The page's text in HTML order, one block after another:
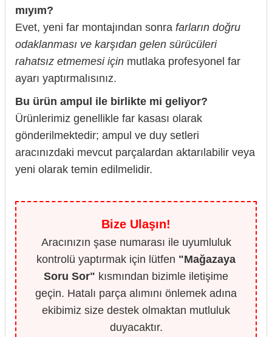
mıyım?
Evet, yeni far montajından sonra farların doğru
odaklanması ve karşıdan gelen sürücüleri
rahatsız etmemesi için mutlaka profesyonel far
ayarı yaptırmalısınız.
Bu ürün ampul ile birlikte mi geliyor?
Ürünlerimiz genellikle far kasası olarak
gönderilmektedir; ampul ve duy setleri
aracınızdaki mevcut parçalardan aktarılabilir veya
yeni olarak temin edilmelidir.
Bize Ulaşın!
Aracınızın şase numarası ile uyumluluk
kontrolü yaptırmak için lütfen "Mağazaya
Soru Sor" kısmından bizimle iletişime
geçin. Hatalı parça alımını önlemek adına
ekibimiz size destek olmaktan mutluluk
duyacaktır.